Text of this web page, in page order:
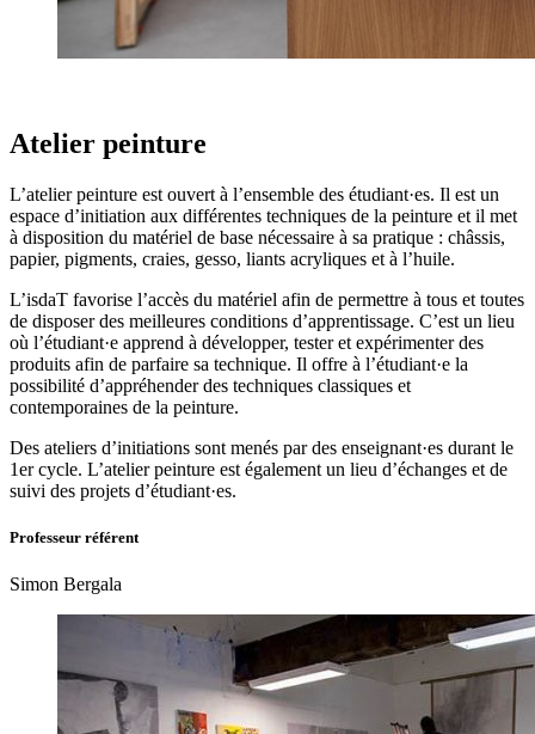
Atelier peinture
L’atelier peinture est ouvert à l’ensemble des étudiant·es. Il est un
espace d’initiation aux différentes techniques de la peinture et il met
à disposition du matériel de base nécessaire à sa pratique : châssis,
papier, pigments, craies, gesso, liants acryliques et à l’huile.
L’isdaT favorise l’accès du matériel afin de permettre à tous et toutes
de disposer des meilleures conditions d’apprentissage. C’est un lieu
où l’étudiant·e apprend à développer, tester et expérimenter des
produits afin de parfaire sa technique. Il offre à l’étudiant·e la
possibilité d’appréhender des techniques classiques et
contemporaines de la peinture.
Des ateliers d’initiations sont menés par des enseignant·es durant le
1er cycle. L’atelier peinture est également un lieu d’échanges et de
suivi des projets d’étudiant·es.
Professeur référent
Simon Bergala